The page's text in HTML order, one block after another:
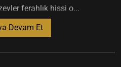
ferahlık hissi o...
Devam Et